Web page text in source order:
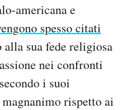
americana e
spesso citati
sua fede religiosa
nei confronti
i suoi
rispetto ai